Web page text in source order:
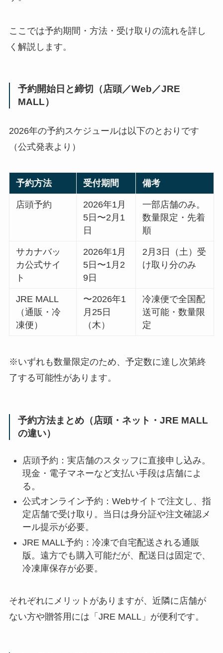
ここでは予約期間・方法・受け取りの流れを詳し
く解説します。
予約開始日と締切（店頭／Web／JRE
MALL）
2026年の予約スケジュールは以下のとおりです
（公式発表より）
予約方法 受付期間 備考
店頭予約
2026年1月
5日〜2月1
日
一部店舗のみ。
数量限定・先着
順
サカナバッ
カ公式サイ
ト
2026年1月
5日〜1月2
9日
2月3日（土）受
け取り分のみ
JRE MALL
（通販・冷
凍便）
〜2026年1
月25日
（木）
冷凍便で全国配
送可能・数量限
定
※いずれも数量限定のため、予定数に達し次第終
了する可能性があります。
予約方法まとめ（店頭・ネット・JRE MALL
の違い）
店頭予約：実店舗のスタッフに直接申し込み。
現金・電子マネーなど支払い手段は店舗によ
る。
公式オンライン予約：Webサイトで注文し、指
定店舗で受け取り。当日は身分証や注文確認メ
ール提示が必要。
JRE MALL予約：冷凍で自宅配送される通販
版。遠方でも購入可能だが、配送日は固定で、
冷凍庫保存が必要。
それぞれにメリットがありますが、近隣に店舗が
ない方や贈答用には「JRE MALL」が便利です。